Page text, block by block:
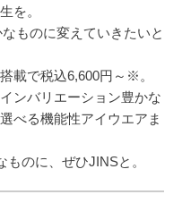
を。
ものに変えていきたいと
載で税込6,600円～※。
ンバリエーション豊かな
べる機能性アイウエアま
のに、ぜひJINSと。